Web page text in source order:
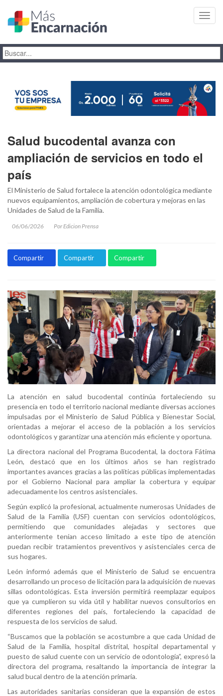
Salud bucodental avanza con
ampliación de servicios en todo el
país
El Ministerio de Salud fortalece la atención odontológica mediante
nuevos equipamientos, ampliación de cobertura y mejoras en las
Unidades de Salud de la Familia.
06/06/2026 Por Edicion Prensa
Compartir Compartir Compartir
La atención en salud bucodental continúa fortaleciendo su
presencia en todo el territorio nacional mediante diversas acciones
impulsadas por el Ministerio de Salud Pública y Bienestar Social,
orientadas a mejorar el acceso de la población a los servicios
odontológicos y garantizar una atención más eficiente y oportuna.
La directora nacional del Programa Bucodental, la doctora Fátima
León, destacó que en los últimos años se han registrado
importantes avances gracias a las políticas públicas implementadas
por el Gobierno Nacional para ampliar la cobertura y equipar
adecuadamente los centros asistenciales.
Según explicó la profesional, actualmente numerosas Unidades de
Salud de la Familia (USF) cuentan con servicios odontológicos,
permitiendo que comunidades alejadas y sectores que
anteriormente tenían acceso limitado a este tipo de atención
puedan recibir tratamientos preventivos y asistenciales cerca de
sus hogares.
León informó además que el Ministerio de Salud se encuentra
desarrollando un proceso de licitación para la adquisición de nuevas
sillas odontológicas. Esta inversión permitirá reemplazar equipos
que ya cumplieron su vida útil y habilitar nuevos consultorios en
diferentes regiones del país, fortaleciendo la capacidad de
respuesta de los servicios de salud.
“Buscamos que la población se acostumbre a que cada Unidad de
Salud de la Familia, hospital distrital, hospital departamental y
puesto de salud cuente con un servicio de odontología”, expresó la
directora del programa, resaltando la importancia de integrar la
salud bucal dentro de la atención primaria.
Las autoridades sanitarias consideran que la expansión de estos